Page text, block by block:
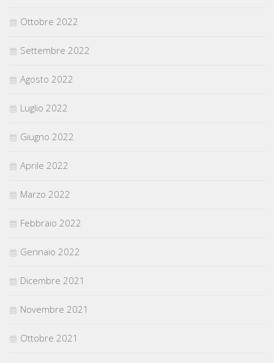
Ottobre 2022
Settembre 2022
Agosto 2022
Luglio 2022
Giugno 2022
Aprile 2022
Marzo 2022
Febbraio 2022
Gennaio 2022
Dicembre 2021
Novembre 2021
Ottobre 2021